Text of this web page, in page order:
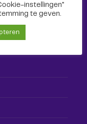
instellingen"
te geven.